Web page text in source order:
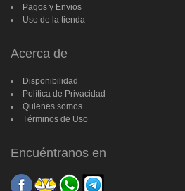
Pagos y Envios
Uso de la tienda
Acerca de
Disponibilidad
Política de Privacidad
Quienes somos
Términos de Uso
Encuéntranos en